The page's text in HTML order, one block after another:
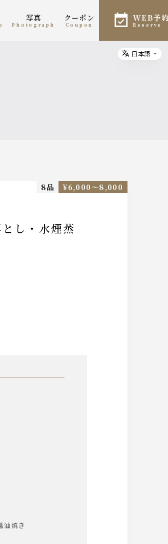
写真
photograph
クーポン
coupon
WEB予
reserve
8品 ¥6,000〜8,000
油焼き
Select
日本語